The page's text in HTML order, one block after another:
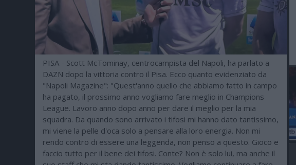
PISA - Scott McTominay, centrocampista del Napoli, ha parlato a
DAZN dopo la vittoria contro il Pisa. Ecco quanto evidenziato da
"Napoli Magazine": "Quest'anno quello che abbiamo fatto in campo
ha pagato, il prossimo anno vogliamo fare meglio in Champions
League. Lavoro anno dopo anno per dare il meglio per la mia
squadra. Da quando sono arrivato i tifosi mi hanno dato tantissimo,
mi viene la pelle d'oca solo a pensare alla loro energia. Non mi
rendo contro di essere una leggenda, non penso a questo. Gioco e
faccio tutto per il bene dei tifosi. Conte? Non è solo lui, ma anche il